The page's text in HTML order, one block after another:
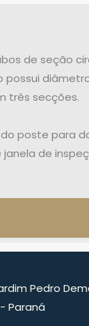
de seção
possui
três secções.
poste para
de
Pedro
Paraná